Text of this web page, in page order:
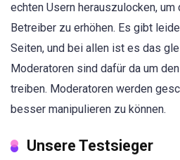
echten Usern herauszulocken,
Betreiber zu erhöhen. Es gibt
Seiten, und bei allen ist es das
Moderatoren sind dafür da um
treiben. Moderatoren werden
besser manipulieren zu können.
Unsere Testsieger